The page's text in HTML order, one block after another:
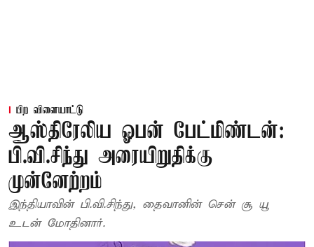
பிற விளையாட்டு
ஆஸ்திரேலிய ஓபன் பேட்மிண்டன்:
பி.வி.சிந்து அரையிறுதிக்கு
முன்னேற்றம்
இந்தியாவின் பி.வி.சிந்து, தைவானின் சென் சூ யூ
உடன் மோதினார்.